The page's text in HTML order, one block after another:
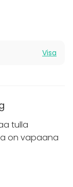
Visa
tulla
on vapaana